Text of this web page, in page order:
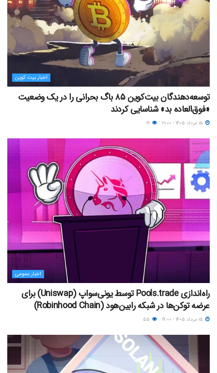
اخبار بیت کوین
توسعه‌دهندگان بیت‌کوین ۸۵ باگ بحرانی را در یک وضعیت
«فوق‌العاده بد» شناسایی کردند
اخبار عمومی
راه‌اندازی Pools.trade توسط یونی‌سواپ (Uniswap) برای
عرضه توکن‌ها در شبکه رابین‌هود (Robinhood Chain)